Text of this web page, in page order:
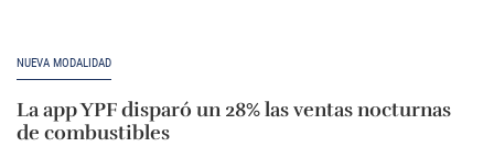
NUEVA MODALIDAD
La app YPF disparó un 28% las ventas nocturnas
de combustibles